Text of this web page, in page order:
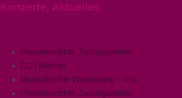
Konzerte, Aktuelles
Presseberichte, Zeitungsartikel
CD / Medien
Musikalischer Werdegang – Vita
Presseberichte, Zeitungsartikel